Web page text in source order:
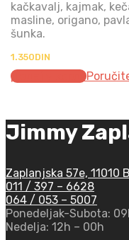
kačkavalj, kajmak,
masline, origano,
šunka.
1.350DIN
Додај у корпу
Jimmy
Zaplanjska 57e, 11010
011 / 397 – 6628
064 / 053 – 5007
Ponedeljak-Subota:
Nedelja: 12h – 00h